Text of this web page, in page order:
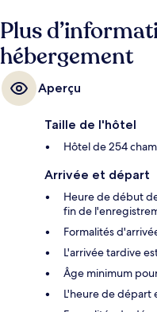
siroter des boissons
bars/lounges, une salle de
Plus
hébergement
Aperçu
Taille de l'hôtel
Hôtel de 254
Arrivée et départ
Heure de début
fin de
Formalités
L'arrivée tardive
Âge minimum
L'heure de départ